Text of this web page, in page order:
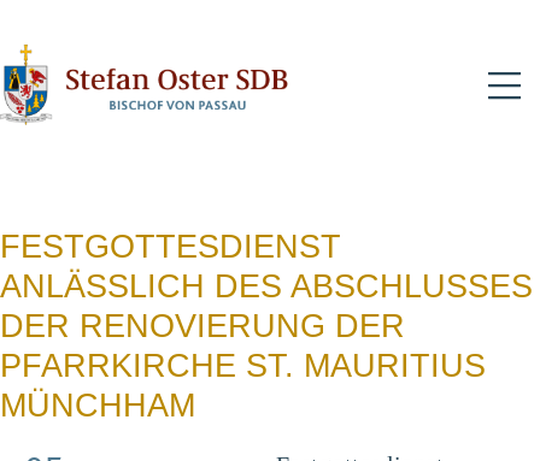
FESTGOTTESDIENST
ANLÄSSLICH DES ABSCHLUSSES
DER RENOVIERUNG DER
PFARRKIRCHE ST. MAURITIUS
MÜNCHHAM